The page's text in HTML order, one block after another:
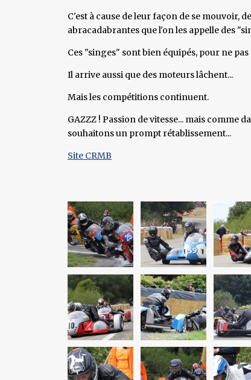
C'est à cause de leur façon de se mouvoir,
abracadabrantes que l'on les appelle des
Ces "singes" sont bien équipés, pour ne
Il arrive aussi que des moteurs lâchent...
Mais les compétitions continuent.
GAZZZ ! Passion de vitesse... mais comme
souhaitons un prompt rétablissement...
Site CRMB